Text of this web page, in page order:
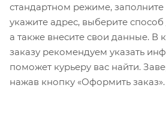
стандартном режиме,
укажите адрес, выберите
а также внесите свои данные. В
заказу рекомендуем указать
поможет курьеру вас найти.
нажав кнопку «Оформить заказ».